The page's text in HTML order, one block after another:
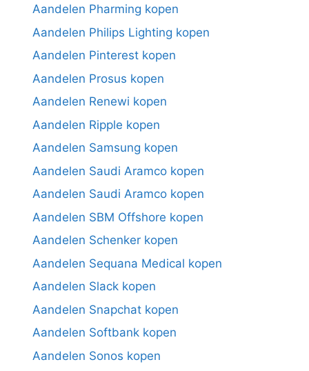
Aandelen Pharming kopen
Aandelen Philips Lighting kopen
Aandelen Pinterest kopen
Aandelen Prosus kopen
Aandelen Renewi kopen
Aandelen Ripple kopen
Aandelen Samsung kopen
Aandelen Saudi Aramco kopen
Aandelen Saudi Aramco kopen
Aandelen SBM Offshore kopen
Aandelen Schenker kopen
Aandelen Sequana Medical kopen
Aandelen Slack kopen
Aandelen Snapchat kopen
Aandelen Softbank kopen
Aandelen Sonos kopen